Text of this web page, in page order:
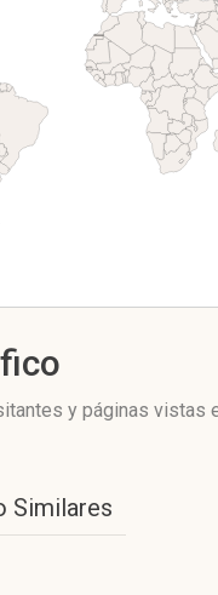
y páginas
Similares